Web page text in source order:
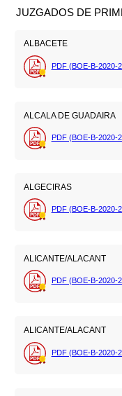
JUZGADOS DE
ALBACETE
PDF (BOE-B-2020-
ALCALA DE GUADAIRA
PDF (BOE-B-2020-
ALGECIRAS
PDF (BOE-B-2020-
ALICANTE/ALACANT
PDF (BOE-B-2020-
ALICANTE/ALACANT
PDF (BOE-B-2020-